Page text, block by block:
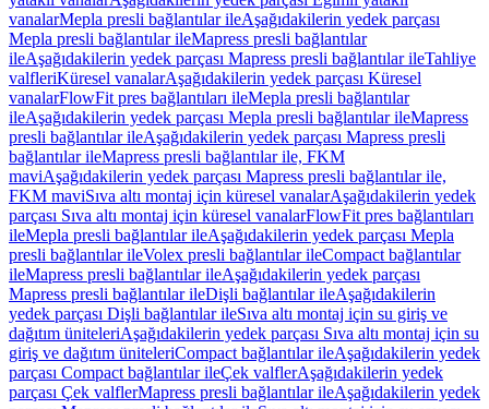
vanalarMepla presli bağlantılar ileAşağıdakilerin yedek parçası
Mepla presli bağlantılar ileMapress presli bağlantılar
ileAşağıdakilerin yedek parçası Mapress presli bağlantılar ileTahliye
valfleriKüresel vanalarAşağıdakilerin yedek parçası Küresel
vanalarFlowFit pres bağlantıları ileMepla presli bağlantılar
ileAşağıdakilerin yedek parçası Mepla presli bağlantılar ileMapress
presli bağlantılar ileAşağıdakilerin yedek parçası Mapress presli
bağlantılar ileMapress presli bağlantılar ile, FKM
maviAşağıdakilerin yedek parçası Mapress presli bağlantılar ile,
FKM maviSıva altı montaj için küresel vanalarAşağıdakilerin yedek
parçası Sıva altı montaj için küresel vanalarFlowFit pres bağlantıları
ileMepla presli bağlantılar ileAşağıdakilerin yedek parçası Mepla
presli bağlantılar ileVolex presli bağlantılar ileCompact bağlantılar
ileMapress presli bağlantılar ileAşağıdakilerin yedek parçası
Mapress presli bağlantılar ileDişli bağlantılar ileAşağıdakilerin
yedek parçası Dişli bağlantılar ileSıva altı montaj için su giriş ve
dağıtım üniteleriAşağıdakilerin yedek parçası Sıva altı montaj için su
giriş ve dağıtım üniteleriCompact bağlantılar ileAşağıdakilerin yedek
parçası Compact bağlantılar ileÇek valflerAşağıdakilerin yedek
parçası Çek valflerMapress presli bağlantılar ileAşağıdakilerin yedek